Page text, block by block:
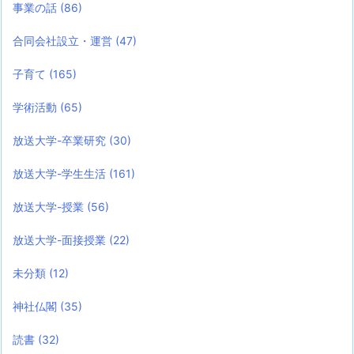
事業の話 (86)
合同会社設立・運営 (47)
子育て (165)
学術活動 (65)
放送大学-卒業研究 (30)
放送大学-学生生活 (161)
放送大学-授業 (56)
放送大学-面接授業 (22)
未分類 (12)
神社仏閣 (35)
読書 (32)